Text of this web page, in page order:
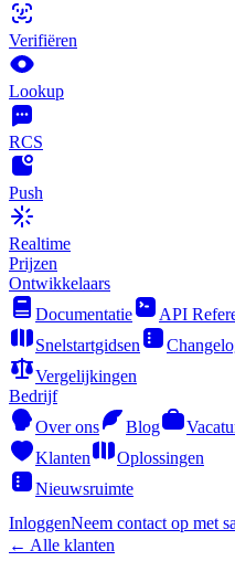
Verifiëren
Lookup
RCS
Push
Realtime
Prijzen
Ontwikkelaars
Documentatie
API
Snelstartgidsen
Vergelijkingen
Bedrijf
Over ons
Blog
Klanten
Oplossingen
Nieuwsruimte
InloggenNeem contact op met
← Alle klanten